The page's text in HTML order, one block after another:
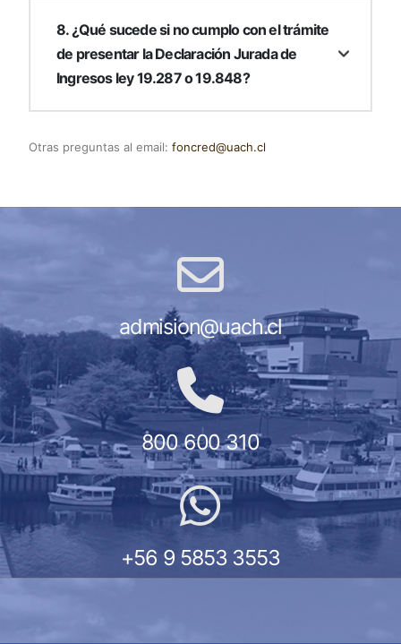
8. ¿Qué sucede si no cumplo con el trámite
de presentar la Declaración Jurada de
Ingresos ley 19.287 o 19.848?
Otras preguntas al email: foncred@uach.cl
admision@uach.cl
800 600 310
+56 9 5853 3553